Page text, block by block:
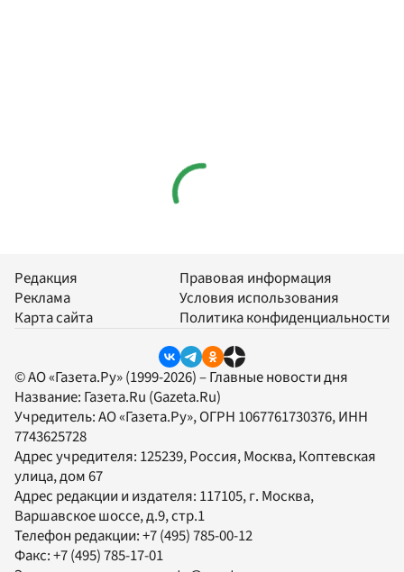
Редакция
Реклама
Карта сайта
Правовая информация
Условия использования
Политика конфиденциальности
© АО «Газета.Ру» (1999-2026) – Главные новости дня
Название: Газета.Ru (Gazeta.Ru)
Учредитель:АО «Газета.Ру», ОГРН 1067761730376, ИНН
7743625728
Адрес учредителя: 125239, Россия, Москва, Коптевская
улица, дом 67
Адрес редакции и издателя: 117105, г. Москва,
Варшавское шоссе, д.9, стр.1
Телефон редакции:+7 (495) 785-00-12
Факс:+7 (495) 785-17-01